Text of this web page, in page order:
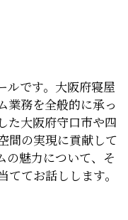
ルです。大阪府寝屋
業務を全般的に承っ
た大阪府守口市や四
間の実現に貢献して
の魅力について、そ
ててお話しします。